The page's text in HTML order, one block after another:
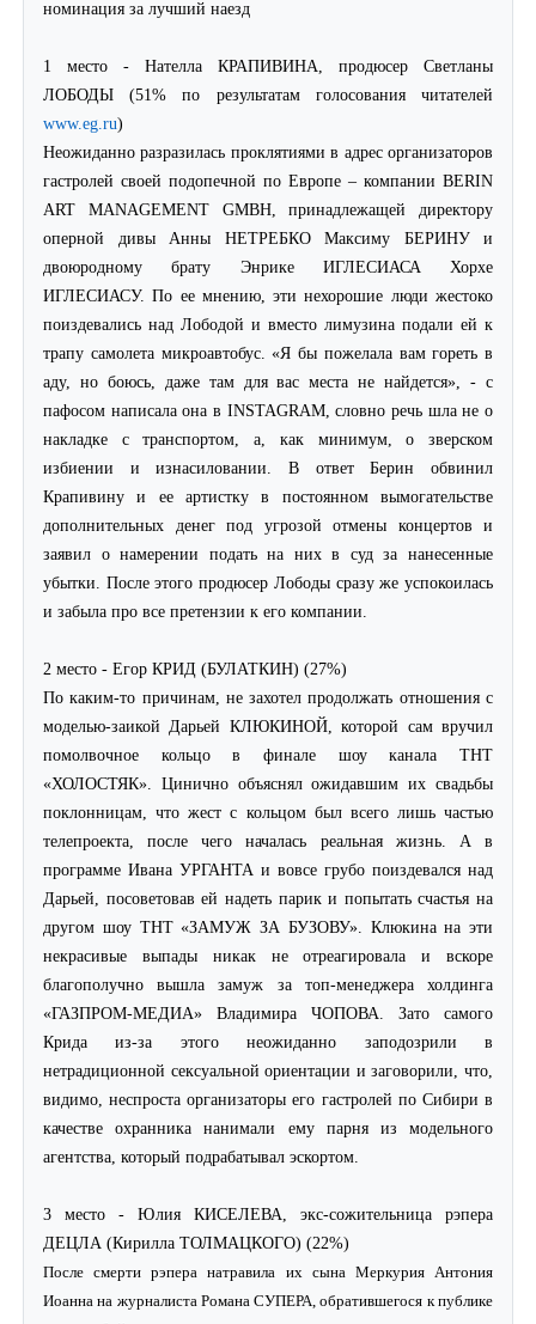
номинация за лучший наезд
1 место - Нателла КРАПИВИНА, продюсер Светланы
ЛОБОДЫ (51% по результатам голосования читателей
www.eg.ru)
Неожиданно разразилась проклятиями в адрес организаторов
гастролей своей подопечной по Европе – компании BERIN
ART MANAGEMENTGMBH, принадлежащей директору
оперной дивы Анны НЕТРЕБКО Максиму БЕРИНУ и
двоюродному брату Энрике ИГЛЕСИАСА Хорхе
ИГЛЕСИАСУ. По ее мнению, эти нехорошие люди жестоко
поиздевались над Лободой и вместо лимузина подали ей к
трапу самолета микроавтобус. «Я бы пожелала вам гореть в
аду, но боюсь, даже там для вас места не найдется», - с
пафосом написала она в INSTAGRAM, словно речь шла не о
накладке с транспортом, а, как минимум, о зверском
избиении и изнасиловании. В ответ Берин обвинил
Крапивину и ее артистку в постоянном вымогательстве
дополнительных денег под угрозой отмены концертов и
заявил о намерении подать на них в суд за нанесенные
убытки. После этого продюсер Лободы сразу же успокоилась
и забыла про все претензии к его компании.
2 место - Егор КРИД (БУЛАТКИН) (27%)
По каким-то причинам, не захотел продолжать отношения с
моделью-заикой Дарьей КЛЮКИНОЙ, которой сам вручил
помолвочное кольцо в финале шоу канала ТНТ
«ХОЛОСТЯК». Цинично объяснял ожидавшим их свадьбы
поклонницам, что жест с кольцом был всего лишь частью
телепроекта, после чего началась реальная жизнь. А в
программе Ивана УРГАНТА и вовсе грубо поиздевался над
Дарьей, посоветовав ей надеть парик и попытать счастья на
другом шоу ТНТ «ЗАМУЖ ЗА БУЗОВУ». Клюкина на эти
некрасивые выпады никак не отреагировала и вскоре
благополучно вышла замуж за топ-менеджера холдинга
«ГАЗПРОМ-МЕДИА» Владимира ЧОПОВА. Зато самого
Крида из-за этого неожиданно заподозрили в
нетрадиционной сексуальной ориентации и заговорили, что,
видимо, неспроста организаторы его гастролей по Сибири в
качестве охранника нанимали ему парня из модельного
агентства, который подрабатывал эскортом.
3 место - Юлия КИСЕЛЕВА, экс-сожительница рэпера
ДЕЦЛА (Кирилла ТОЛМАЦКОГО) (22%)
После смерти рэпера натравила их сына Меркурия Антония
Иоанна на журналиста Романа СУПЕРА, обратившегося к публике